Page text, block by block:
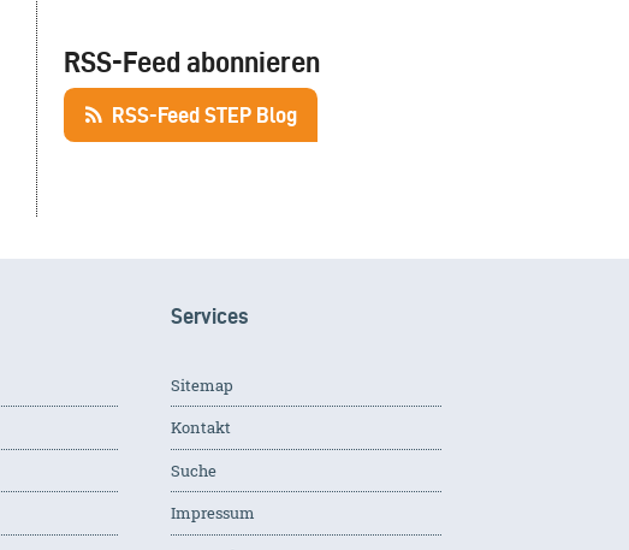
RSS-Feed abonnieren
RSS-Feed STEP Blog
Services
Sitemap
Kontakt
Suche
Impressum